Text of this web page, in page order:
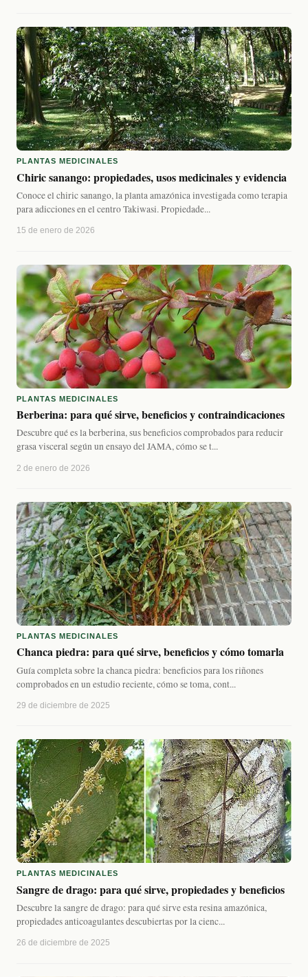
PLANTAS MEDICINALES
Chiric sanango: propiedades, usos medicinales y evidencia
Conoce el chiric sanango, la planta amazónica investigada como terapia
para adicciones en el centro Takiwasi. Propiedade...
15 de enero de 2026
PLANTAS MEDICINALES
Berberina: para qué sirve, beneficios y contraindicaciones
Descubre qué es la berberina, sus beneficios comprobados para reducir
grasa visceral según un ensayo del JAMA, cómo se t...
2 de enero de 2026
PLANTAS MEDICINALES
Chanca piedra: para qué sirve, beneficios y cómo tomarla
Guía completa sobre la chanca piedra: beneficios para los riñones
comprobados en un estudio reciente, cómo se toma, cont...
29 de diciembre de 2025
PLANTAS MEDICINALES
Sangre de drago: para qué sirve, propiedades y beneficios
Descubre la sangre de drago: para qué sirve esta resina amazónica,
propiedades anticoagulantes descubiertas por la cienc...
26 de diciembre de 2025